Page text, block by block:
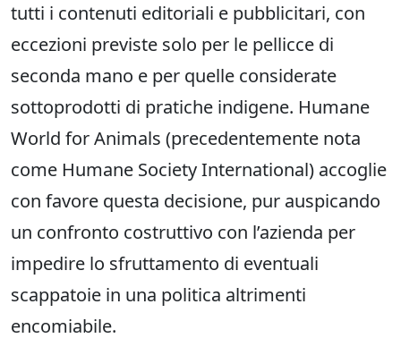
tutti i contenuti editoriali e pubblicitari, con
eccezioni previste solo per le pellicce di
seconda mano e per quelle considerate
sottoprodotti di pratiche indigene. Humane
World for Animals (precedentemente nota
come Humane Society International) accoglie
con favore questa decisione, pur auspicando
un confronto costruttivo con l’azienda per
impedire lo sfruttamento di eventuali
scappatoie in una politica altrimenti
encomiabile.